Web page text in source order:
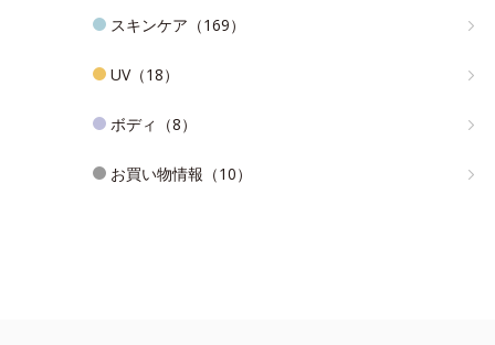
スキンケア（169）
UV（18）
ボディ（8）
お買い物情報（10）